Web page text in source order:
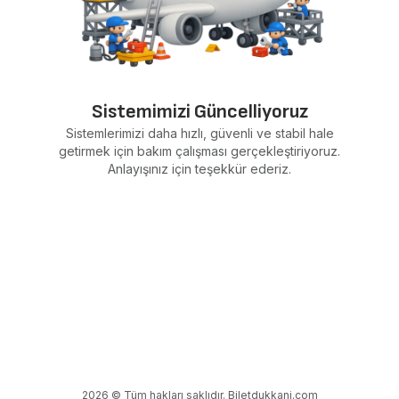
Sistemimizi Güncelliyoruz
Sistemlerimizi daha hızlı, güvenli ve stabil hale
getirmek için bakım çalışması gerçekleştiriyoruz.
Anlayışınız için teşekkür ederiz.
2026 © Tüm hakları saklıdır. Biletdukkani.com